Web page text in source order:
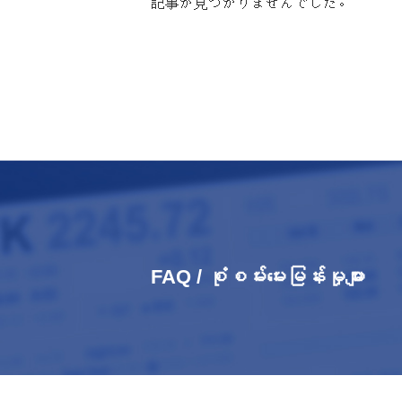
記事が見つかりませんでした。
FAQ / စုံစမ်းမေးမြန်းမှုများ